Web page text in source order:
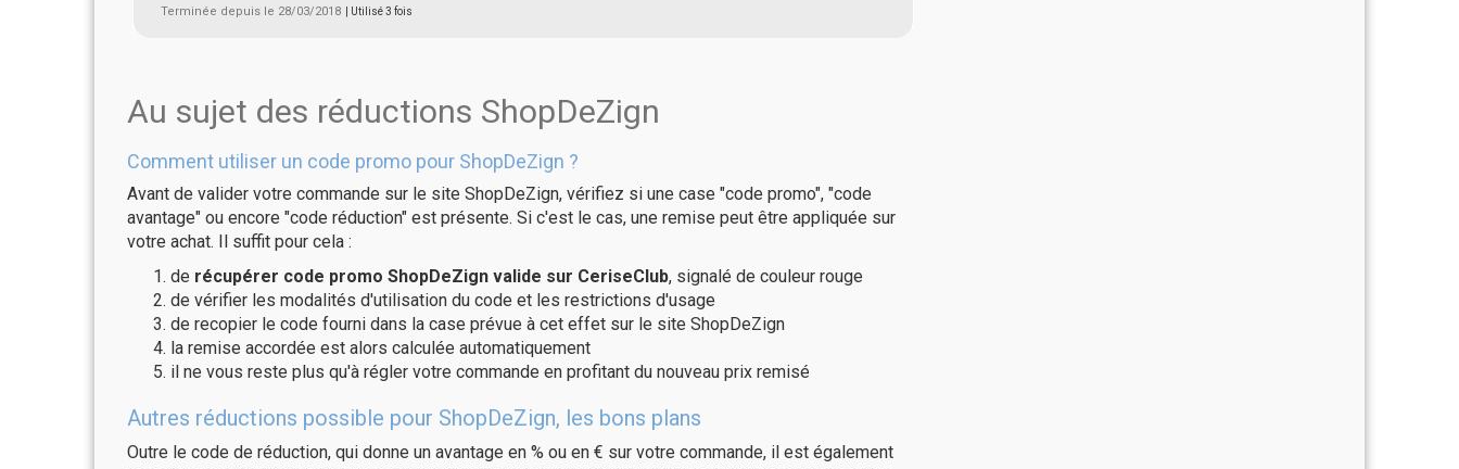
Terminée depuis le 28/03/2018 | Utilisé 3 fois
Au sujet des réductions ShopDeZign
Comment utiliser un code promo pour ShopDeZign ?
Avant de valider votre commande sur le site ShopDeZign, vérifiez si une case "code promo", "code
avantage" ou encore "code réduction" est présente. Si c'est le cas, une remise peut être appliquée sur
votre achat. Il suffit pour cela :
de récupérer code promo ShopDeZign valide sur CeriseClub, signalé de couleur rouge
de vérifier les modalités d'utilisation du code et les restrictions d'usage
de recopier le code fourni dans la case prévue à cet effet sur le site ShopDeZign
la remise accordée est alors calculée automatiquement
il ne vous reste plus qu'à régler votre commande en profitant du nouveau prix remisé
Autres réductions possible pour ShopDeZign, les bons plans
Outre le code de réduction, qui donne un avantage en % ou en € sur votre commande, il est également